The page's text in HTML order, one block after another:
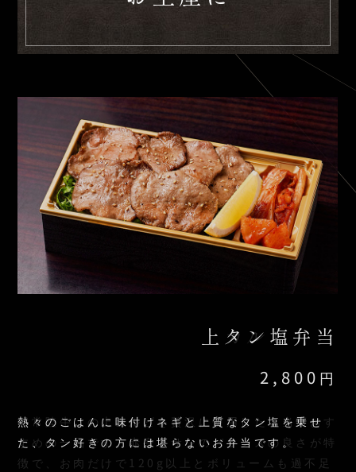
上タン塩弁当
2,800 円
熱々のごはんに味付けネギと上質なタン塩を乗せ
た、タン好きの方には堪らないお弁当です。
上カルビ弁当
2,800 円
〝常陸牛〟の上カルビを贅沢に使用した、当店おす
すめの一品です。赤身とサシのバランスの良さが特
徴で、お肉だけで120g以上とボリュームも過不足